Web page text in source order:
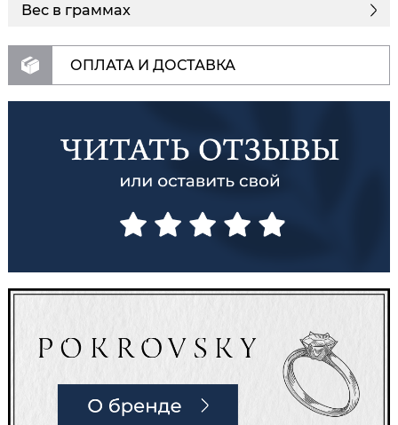
Вес в граммах
ОПЛАТА И ДОСТАВКА